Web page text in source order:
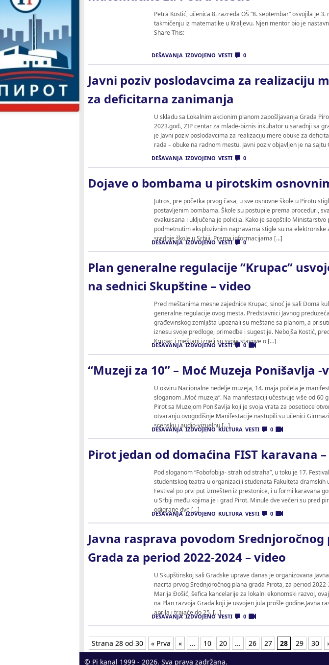
Petra Kostić, učenica 8. razreda OŠ “8. septembar” osvojila je
takmičenju iz matematike u Kraljevu. Njen mentor bio je
Share This:
DEŠAVANJA IZDVOJENO VESTI 0
Javni poziv poslodavcima za realizaciju
za deficitarna zanimanja
U skladu sa Lokalnim akcionim planom zapošljavanja Grada
2023.god., ZIP centar za mlade-biznis inkubator u saradnji sa
je Javni poziv poslodavcima za realizaciju mere obuke za
rada – obuke na radnom mestu. Javni poziv objavljen je na sajtu
DEŠAVANJA IZDVOJENO VESTI 0
Dojave o bombama u pirotskim
Jutros, pre početka prvog časa, u sve osnovne škole u Pirotu
postavljenim bombama. Škole su postupile prema proceduri,
evakuisana i uključena je policija. Kako je saopštilo Ministarstvo
podmetnutim eksplozivnim napravama stigle su na elektronske
srednje škole u Srbiji. Prema informacijama […]
DEŠAVANJA IZDVOJENO VESTI 0
Plan generalne regulacije “Krupac”
na sednici Skupštine – video
Pred meštanima mesne zajednice Krupac, sinoć je sali Doma
generalne regulacije ovog mesta. Predstavnici Javnog
građevinskog zemljišta upoznali su meštane sa planom, a
iznesu svoje predloge, primedbe i sugestije. Nebojša Kostić,
Krupac i meštani izneli su svoje stavove o […]
DEŠAVANJA IZDVOJENO VESTI 0
“Мuzeji za 10” – Moć Muzeja Ponišavlja -
U okviru Nacionalne nedelje muzeja, 14. maja počela je
sloganom „Moć muzeja“. Na manifestaciji učestvuje više od 60
Pirot sa Muzejom Ponišavlja koji je svoja vrata za posetioce
otvaranju ovogodišnje Manifestacije nastupili su učenici
scensku i audio-vizuelnu […]
DEŠAVANJA IZDVOJENO KULTURA VESTI 0
Pirot jedan od domaćina FIST karavana
Pod sloganom “Fobofobija- strah od straha”, u toku je 17.
studentskog teatra u organizaciji studenata Fakulteta dramskih
Festival po prvi put izmešten iz prestonice, i u formi karavana
u Srbiji među kojima je i grad Pirot. Minule dve večeri su pred
odigrane dve […]
DEŠAVANJA IZDVOJENO KULTURA VESTI 0
Javna rasprava povodom Srednjoročnog
Grada za period 2022-2024 – video
U Skupštinskoj sali Gradske uprave danas je organizovana
nacrta prvog Srednjoročnog plana grada Pirota, za period
Marija Đošić, šefica kancelarije za lokalni ekonomski razvoj,
na Plan razvoja Grada koji je usvojen jula prošle godine.Javna
aprila i trajaće do 25. […]
DEŠAVANJA IZDVOJENO VESTI 0
Strana 28 od 30 « Prva « ... 10 20 ... 26 27 28 29 30
© Pi kanal 1999 - 2026. Sva prava zadržana.